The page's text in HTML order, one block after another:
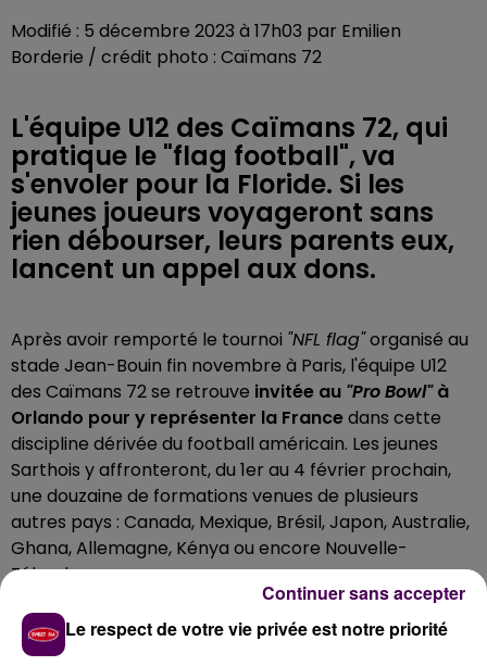
Modifié : 5 décembre 2023 à 17h03 par Emilien
Borderie / crédit photo : Caïmans 72
L'équipe U12 des Caïmans 72, qui
pratique le "flag football", va
s'envoler pour la Floride. Si les
jeunes joueurs voyageront sans
rien débourser, leurs parents eux,
lancent un appel aux dons.
Après avoir remporté le tournoi "NFL flag"organisé au
stade Jean-Bouin fin novembre à Paris, l'équipe U12
des Caïmans 72 se retrouve invitée au "Pro Bowl"à
Orlando pour y représenter la Francedans cette
discipline dérivée du football américain. Les jeunes
Sarthois y affronteront, du 1er au 4 février prochain,
une douzaine de formations venues de plusieurs
autres pays : Canada, Mexique, Brésil, Japon, Australie,
Ghana, Allemagne, Kénya ou encore Nouvelle-
Zélande.
FINANCER LE VOYAGE DES PARENTS
Le respect de votre vie privée est notre priorité
Continuer sans accepter